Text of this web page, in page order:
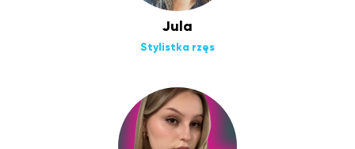
Jula
Stylistka rzęs